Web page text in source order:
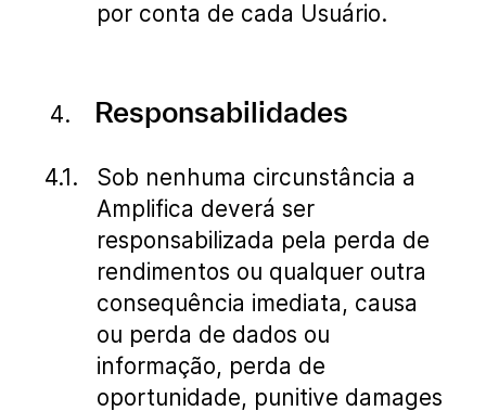
por conta de cada Usuário.
Responsabilidades
Sob nenhuma circunstância a
Amplifica deverá ser
responsabilizada pela perda de
rendimentos ou qualquer outra
consequência imediata, causa
ou perda de dados ou
informação, perda de
oportunidade, punitive damages